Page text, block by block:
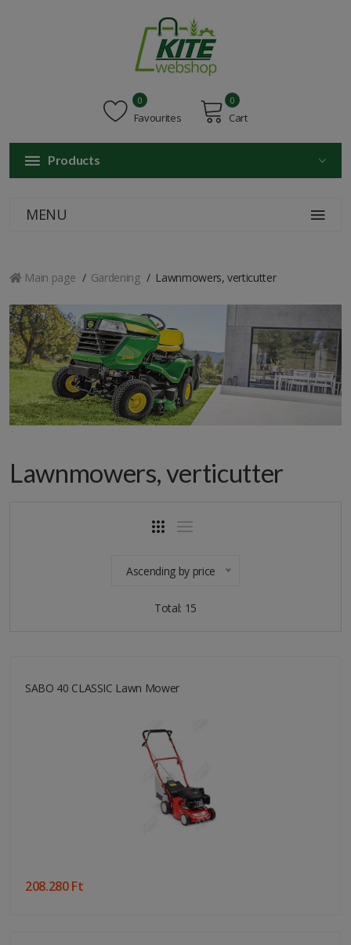
Favourites
0
Cart
0
Products
MENU
Main page Gardening Lawnmowers, verticutter
Lawnmowers, verticutter
Ascending by price
Total: 15
SABO 40 CLASSIC Lawn Mower
208.280 Ft